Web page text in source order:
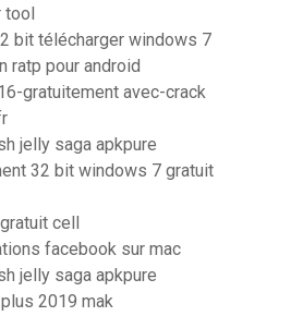
bit télécharger windows 7
ratp pour android
gratuitement avec-crack
jelly saga apkpure
32 bit windows 7 gratuit
cell
facebook sur mac
jelly saga apkpure
2019 mak